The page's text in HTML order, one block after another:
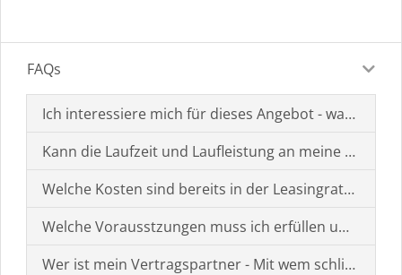
FAQs
Ich interessiere mich für dieses Angebot - was muss
Kann die Laufzeit und Laufleistung an meine
Welche Kosten sind bereits in der Leasingrate
Welche Vorausstzungen muss ich erfüllen um einen
Wer ist mein Vertragspartner - Mit wem schließe ich